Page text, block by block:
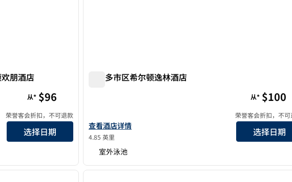
朋酒店
酒店详情
从* $96
荣誉客会折扣，不可退款
选择日期
奥兰多市区希尔顿逸林酒店
查看奥兰多市区希尔顿逸林酒店的酒店详情
查看酒店详情
4.85 英里
从* $100
荣誉客会折扣，不可
选择日期
室外泳池
1/12
下一张图片
1
1/12